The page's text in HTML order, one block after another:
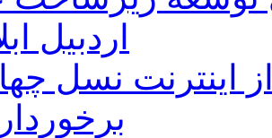
اردبیل